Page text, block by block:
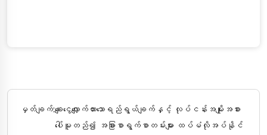
မှတ်ချက်:ချေးငွေလျှောက်ထားသောရည်ရွယ်ချက်နှင့် လုပ်ငန်းအမျိုးအစား
ပေါ်မူတည်၍ အခြားစာရွက်စာတမ်းများ ထပ်မံလိုအပ်နိုင်